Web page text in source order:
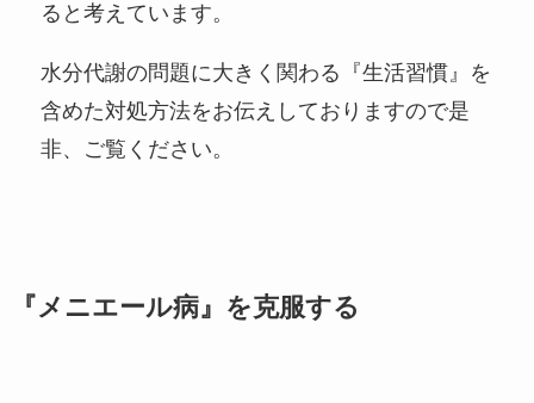
ると考えています。
水分代謝の問題に大きく関わる『生活習慣』を
含めた対処方法をお伝えしておりますので是
非、ご覧ください。
『メニエール病』を克服する